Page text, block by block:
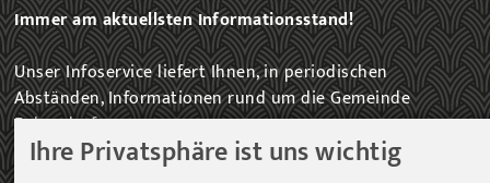
Ihre Privatsphäre ist uns wichtig
Immer am aktuellsten Informationsstand!
Unser Infoservice liefert Ihnen, in periodischen
Abständen, Informationen rund um die Gemeinde
Fohnsdorf.